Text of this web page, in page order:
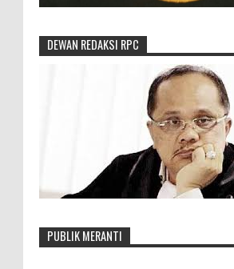
DEWAN REDAKSI RPC
PUBLIK MERANTI